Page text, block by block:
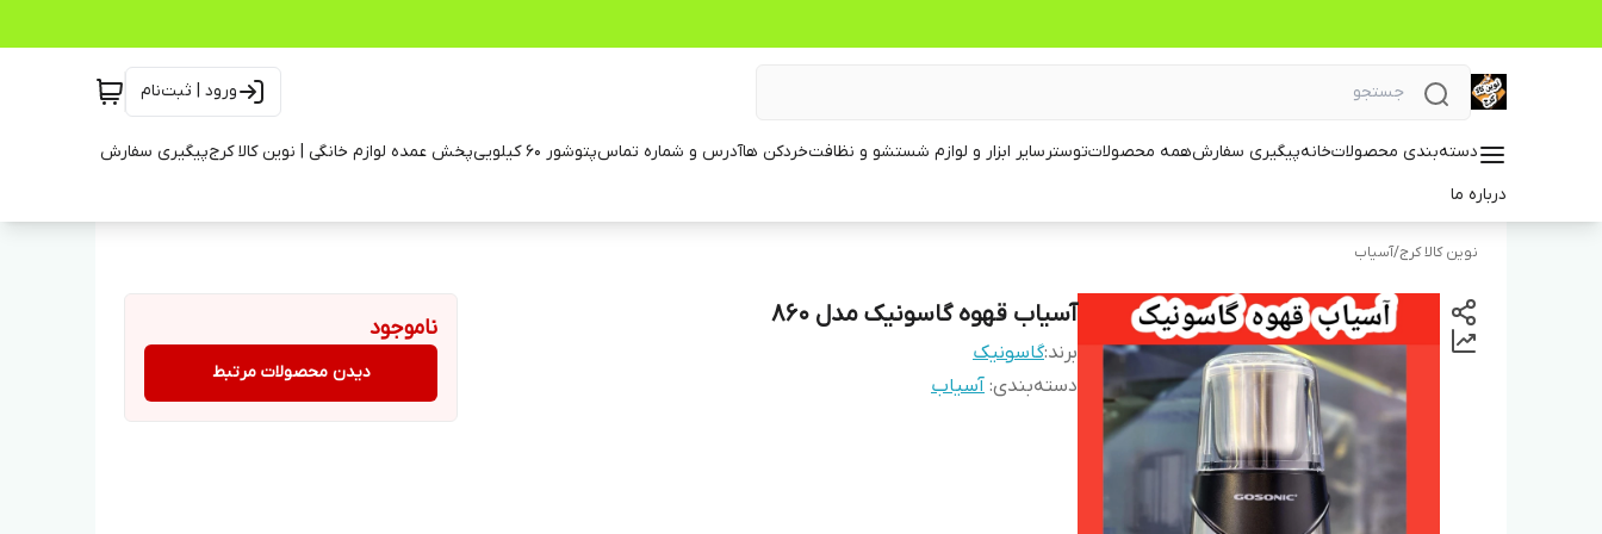
ورود | ثبت‌نام
دسته‌بندی محصولاتخانهپیگیری سفارشهمه محصولاتتوسترسایر ابزار و لوازم شستشو و نظافتخردکن هاآدرس و شماره تماسپتوشور ۶۰ کیلویی پخش عمده لوازم خانگی | نوین کالا کرجپیگیری سفارش
درباره ما
نوین کالا کرج/آسیاب
آسیاب قهوه گاسونیک مدل ۸۶۰
برند:گاسونیک
دسته‌بندی: آسیاب
ناموجود
دیدن محصولات مرتبط